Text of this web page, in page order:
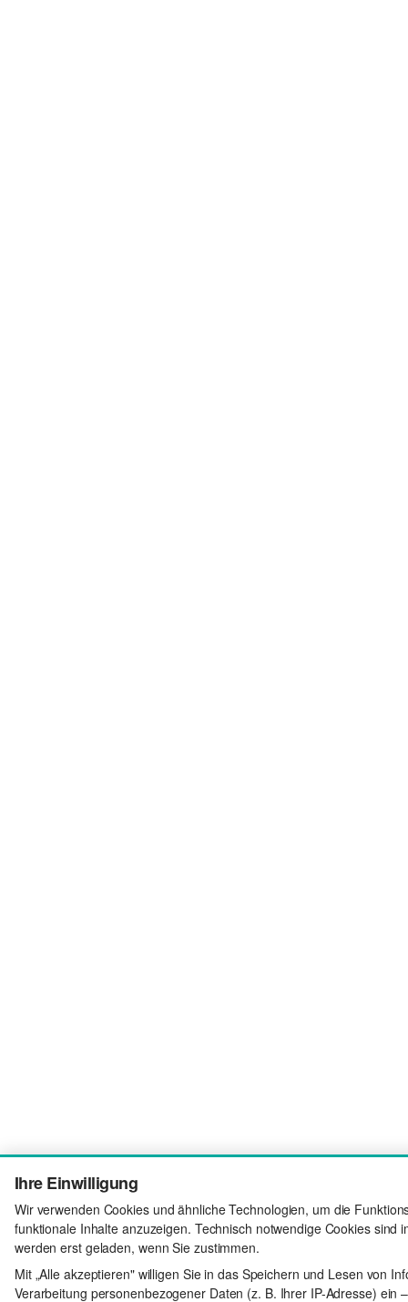
Ihre Einwilligung
Wir verwenden Cookies und ähnliche Technologien, um die
funktionale Inhalte anzuzeigen. Technisch notwendige Cookies sind
werden erst geladen, wenn Sie zustimmen.
Mit „Alle akzeptieren" willigen Sie in das Speichern und Lesen von
Verarbeitung personenbezogener Daten (z. B. Ihrer IP-Adresse) ein